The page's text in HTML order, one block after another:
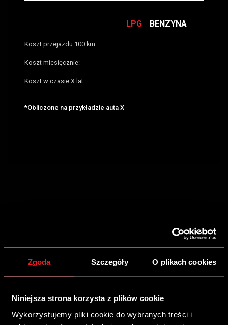
Zgoda Szczegóły O plikach cookies
Niniejsza strona korzysta z plików cookie
Wykorzystujemy pliki cookie do wybranych treści i
LPG BENZYNA
Koszt przejazdu 100 km:
Koszt miesięcznie:
Koszt w czasie X lat:
*Obliczone na przykładzie auta X
GWARANCJA